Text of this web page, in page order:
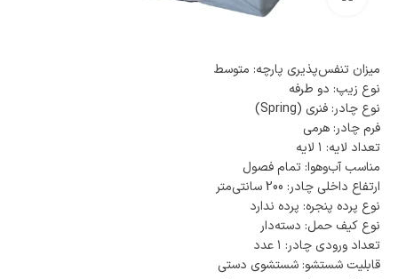
میزان تنفس‌پذیری پارچه: متوسط
نوع زیپ: دو طرفه
نوع چادر: فنری (Spring)
فرم چادر: هرمی
تعداد لایه: ۱ لایه
مناسب آب‌و‌هوا: تمام فصول
ارتفاع داخلی چادر: 200 سانتی‌متر
نوع پرده پنجره: پرده ندارد
نوع کیف حمل: دسته‌دار
تعداد ورودی چادر: ۱ عدد
قابلیت شستشو: شستشوی دستی